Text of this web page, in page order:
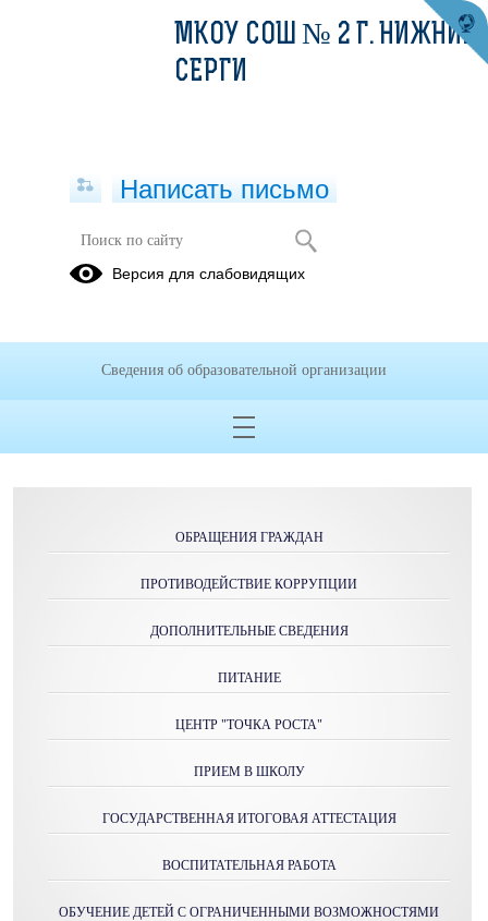
Социальная работа
ОБРАЩЕНИЯ ГРАЖДАН
ПРОТИВОДЕЙСТВИЕ КОРРУПЦИИ
ДОПОЛНИТЕЛЬНЫЕ СВЕДЕНИЯ
ПИТАНИЕ
ЦЕНТР "ТОЧКА РОСТА"
ПРИЕМ В ШКОЛУ
ГОСУДАРСТВЕННАЯ ИТОГОВАЯ АТТЕСТАЦИЯ
ВОСПИТАТЕЛЬНАЯ РАБОТА
ОБУЧЕНИЕ ДЕТЕЙ С ОГРАНИЧЕННЫМИ ВОЗМОЖНОСТЯМИ
МКОУ СОШ № 2 Г. НИЖНИЕ
СЕРГИ
Написать письмо
Версия для слабовидящих
Сведения об образовательной организации